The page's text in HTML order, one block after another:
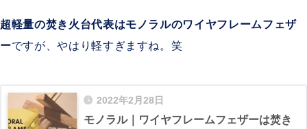
超軽量の焚き火台代表はモノラルのワイヤフレームフェザ
ーですが、やはり軽すぎますね。笑
2022年2月28日
モノラル｜ワイヤフレームフェザーは焚き